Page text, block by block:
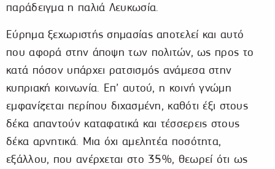
παράδειγμα η παλιά Λευκωσία.
Εύρημα ξεχωριστής σημασίας αποτελεί και αυτό
που αφορά στην άποψη των πολιτών, ως προς το
κατά πόσον υπάρχει ρατσισμός ανάμεσα στην
κυπριακή κοινωνία. Επ’ αυτού, η κοινή γνώμη
εμφανίζεται περίπου διχασμένη, καθότι έξι στους
δέκα απαντούν καταφατικά και τέσσερεις στους
δέκα αρνητικά. Μια όχι αμελητέα ποσότητα,
εξάλλου, που ανέρχεται στο 35%, θεωρεί ότι ως